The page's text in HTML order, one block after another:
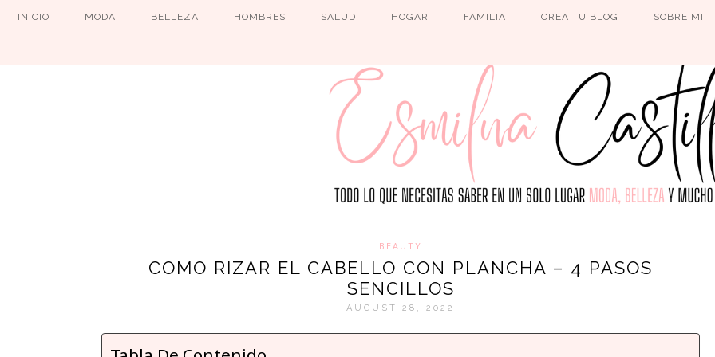
INICIO MODA BELLEZA HOMBRES SALUD HOGAR FAMILIA CREA TU BLOG SOBRE MI
BEAUTY
COMO RIZAR EL CABELLO CON PLANCHA – 4 PASOS
SENCILLOS
AUGUST 28, 2022